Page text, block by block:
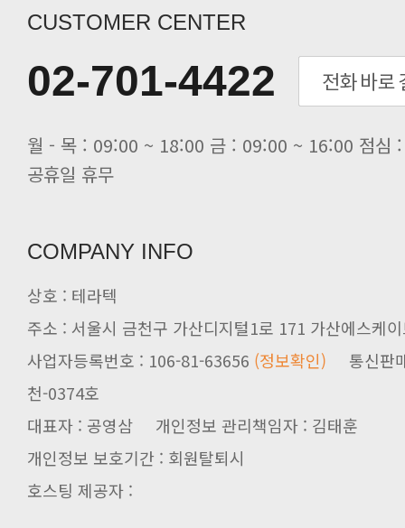
[전자신문] 테라텍-엣지에이아이,
[전자신문] AI 인프라 써보고 결정..
[전자신문] 공영삼 테라텍 대표 “단..
[전자신문] 당신의 AI GPU, 지..
CUSTOMER CENTER
02-701-4422
공휴일 휴무
COMPANY INFO
상호 : 테라텍
주소 : 서울시 금천구 가산디지털1로 171 가산에스케
사업자등록번호 : 106-81-63656 (정보확인)
천-0374호
대표자 : 공영삼 개인정보 관리책임자 : 김태훈
개인정보 보호기간 : 회원탈퇴시
호스팅 제공자 :